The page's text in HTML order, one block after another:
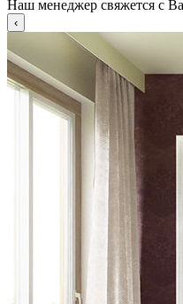
Наш менеджер свяжется с